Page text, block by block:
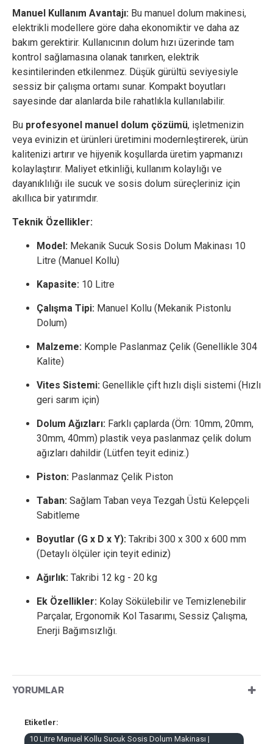
Manuel Kullanım Avantajı: Bu manuel dolum makinesi,
elektrikli modellere göre daha ekonomiktir ve daha az
bakım gerektirir. Kullanıcının dolum hızı üzerinde tam
kontrol sağlamasına olanak tanırken, elektrik
kesintilerinden etkilenmez. Düşük gürültü seviyesiyle
sessiz bir çalışma ortamı sunar. Kompakt boyutları
sayesinde dar alanlarda bile rahatlıkla kullanılabilir.
Bu profesyonel manuel dolum çözümü, işletmenizin
veya evinizin et ürünleri üretimini modernleştirerek, ürün
kalitenizi artırır ve hijyenik koşullarda üretim yapmanızı
kolaylaştırır. Maliyet etkinliği, kullanım kolaylığı ve
dayanıklılığı ile sucuk ve sosis dolum süreçleriniz için
akıllıca bir yatırımdır.
Teknik Özellikler:
Model: Mekanik Sucuk Sosis Dolum Makinası 10
Litre (Manuel Kollu)
Kapasite: 10 Litre
Çalışma Tipi: Manuel Kollu (Mekanik Pistonlu
Dolum)
Malzeme: Komple Paslanmaz Çelik (Genellikle 304
Kalite)
Vites Sistemi: Genellikle çift hızlı dişli sistemi (Hızlı
geri sarım için)
Dolum Ağızları: Farklı çaplarda (Örn: 10mm, 20mm,
30mm, 40mm) plastik veya paslanmaz çelik dolum
ağızları dahildir (Lütfen teyit ediniz.)
Piston: Paslanmaz Çelik Piston
Taban: Sağlam Taban veya Tezgah Üstü Kelepçeli
Sabitleme
Boyutlar (G x D x Y): Takribi 300 x 300 x 600 mm
(Detaylı ölçüler için teyit ediniz)
Ağırlık: Takribi 12 kg - 20 kg
Ek Özellikler: Kolay Sökülebilir ve Temizlenebilir
Parçalar, Ergonomik Kol Tasarımı, Sessiz Çalışma,
Enerji Bağımsızlığı.
YORUMLAR
Etiketler:
10 Litre Manuel Kollu Sucuk Sosis Dolum Makinası |